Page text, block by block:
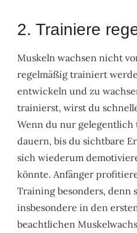
2. Trainiere
Muskeln wachsen nicht
regelmäßig trainiert
entwickeln und zu
trainierst, wirst du
Wenn du nur gelegentlich
dauern, bis du sichtbare
sich wiederum
könnte. Anfänger
Training besonders, denn
insbesondere in den
beachtlichen